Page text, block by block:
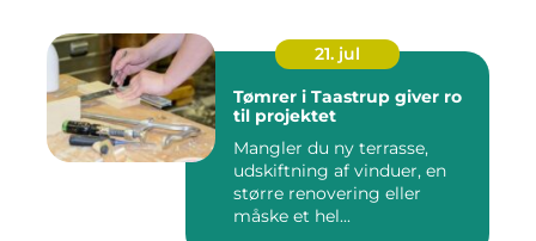
21. jul
Tømrer i Taastrup giver ro
til projektet
Mangler du ny terrasse,
udskiftning af vinduer, en
større renovering eller
måske et hel...